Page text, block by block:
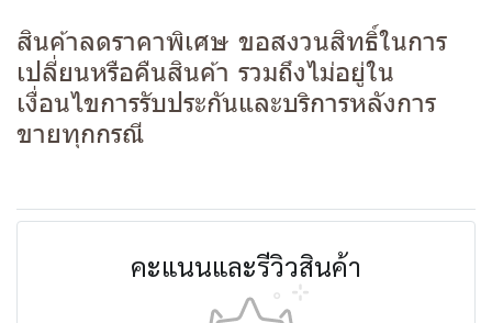
สินค้าลดราคาพิเศษ ขอสงวนสิทธิ์ในการ
เปลี่ยนหรือคืนสินค้า รวมถึงไม่อยู่ใน
เงื่อนไขการรับประกันและบริการหลังการ
ขายทุกกรณี
คะแนนและรีวิวสินค้า